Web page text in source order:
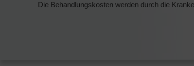
Die Behandlungskosten werden durch die